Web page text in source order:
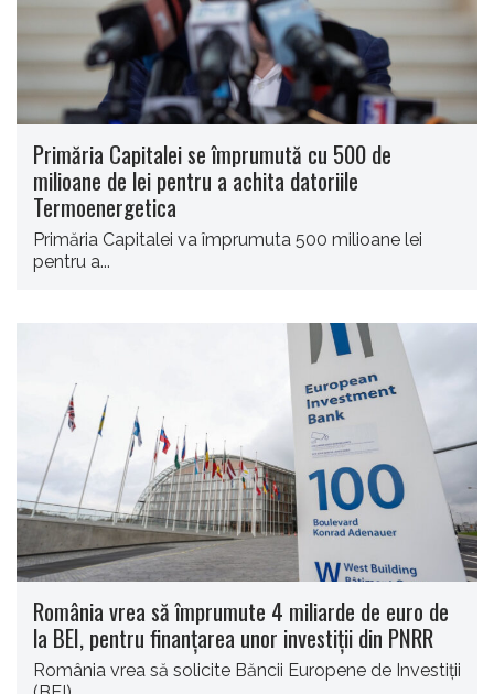
Primăria Capitalei se împrumută cu 500 de
milioane de lei pentru a achita datoriile
Termoenergetica
Primăria Capitalei va împrumuta 500 milioane lei
pentru a...
România vrea să împrumute 4 miliarde de euro de
la BEI, pentru finanţarea unor investiţii din PNRR
România vrea să solicite Băncii Europene de Investiţii